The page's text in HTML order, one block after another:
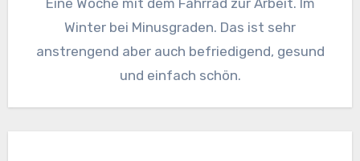
Eine Woche mit dem Fahrrad zur Arbeit. Im
Winter bei Minusgraden. Das ist sehr
anstrengend aber auch befriedigend, gesund
und einfach schön.